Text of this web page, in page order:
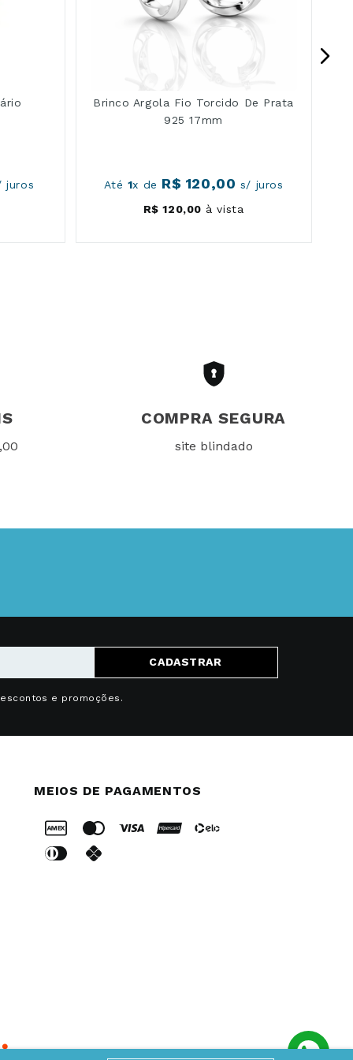
Brinco Argola Fio Torcido De Prata
925 17mm
Até 1x de R$ 120,00 s/ juros
R$ 120,00 à vista
COMPRA SEGURA
site blindado
CADASTRAR
e promoções.
MEIOS DE PAGAMENTOS